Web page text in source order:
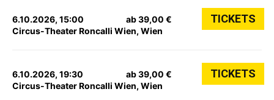
6.10.2026, 15:00
Circus-Theater Roncalli Wien, Wien
ab 39,00 € TICKETS
6.10.2026, 19:30
Circus-Theater Roncalli Wien, Wien
ab 39,00 € TICKETS